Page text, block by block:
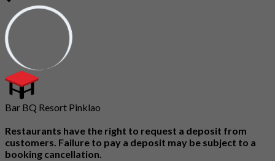
Bar BQ Resort Pinklao
Restaurants have the right to request a deposit from
customers. Failure to pay a deposit may be subject to a
booking cancellation.